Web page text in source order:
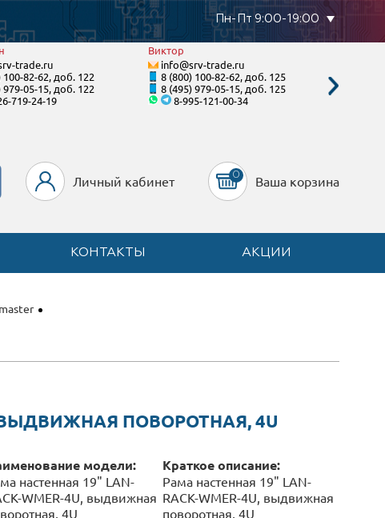
Пн-Пт 9:00-19:00
trade.ru
100-82-62, доб. 122
979-05-15, доб. 122
719-24-19
Виктор
info@srv-trade.ru
8 (800) 100-82-62, доб. 125
8 (495) 979-05-15, доб. 125
8-995-121-00-34
КОНТАКТЫ АКЦИИ
Личный кабинет 0 Ваша корзина
ВЫДВИЖНАЯ ПОВОРОТНАЯ, 4U
модели:
настенная 19" LAN-
WMER-4U, выдвижная
4U
Краткое описание:
Рама настенная 19" LAN-
RACK-WMER-4U, выдвижная
поворотная, 4U